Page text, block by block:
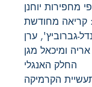
מחפירות יוחנן
קריאה מחודשת
גברוביץ', ערן
אריה ומיכאל מגן
החלק האנגלי
הקרמיקה